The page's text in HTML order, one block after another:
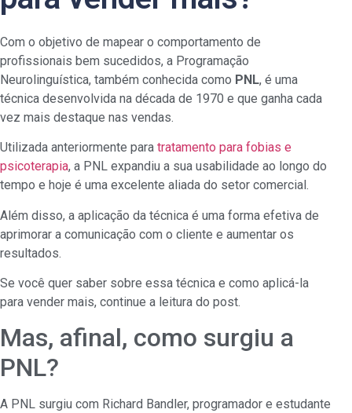
Com o objetivo de mapear o comportamento de
profissionais bem sucedidos, a Programação
Neurolinguística, também conhecida como PNL, é uma
técnica desenvolvida na década de 1970 e que ganha cada
vez mais destaque nas vendas.
Utilizada anteriormente para tratamento para fobias e
psicoterapia, a PNL expandiu a sua usabilidade ao longo do
tempo e hoje é uma excelente aliada do setor comercial.
Além disso, a aplicação da técnica é uma forma efetiva de
aprimorar a comunicação com o cliente e aumentar os
resultados.
Se você quer saber sobre essa técnica e como aplicá-la
para vender mais, continue a leitura do post.
Mas, afinal, como surgiu a
PNL?
A PNL surgiu com Richard Bandler, programador e estudante